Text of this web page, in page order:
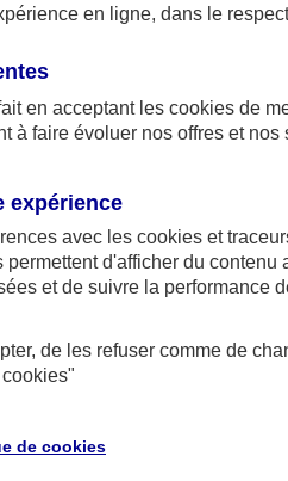
en ligne, dans le
en acceptant les cookies de
à faire évoluer nos offres et nos
expérience
avec les cookies et
d'afficher du contenu
et de suivre la performance
de les refuser comme de
cookies"
de cookies